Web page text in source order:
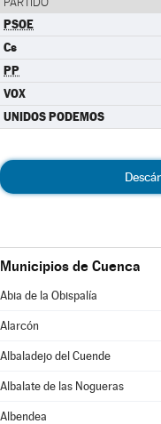
PSOE
Cs
PP
VOX
UNIDOS PODEMOS
Municipios de Cuenca
Abia de la Obispalía
Alarcón
Albaladejo del Cuende
Albalate de las Nogueras
Albendea